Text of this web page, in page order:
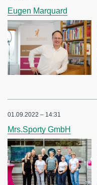
Eugen Marquard
01.09.2022 – 14:31
Mrs.Sporty GmbH